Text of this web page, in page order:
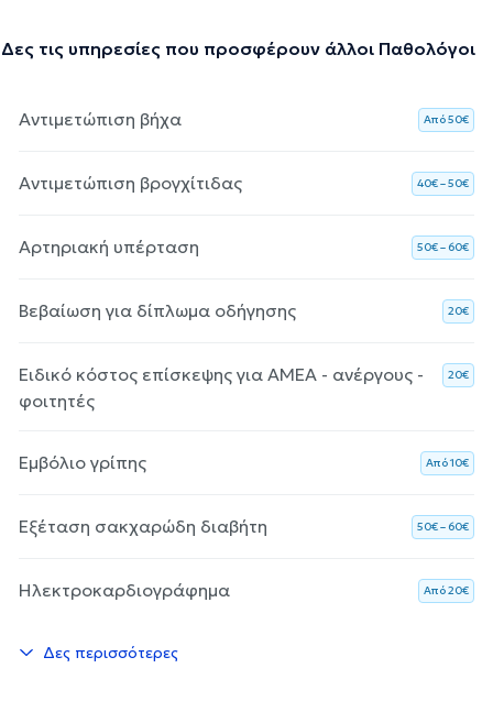
Δες τις υπηρεσίες που προσφέρουν άλλοι Παθολόγοι
Αντιμετώπιση βήχα Aπό 50€
Αντιμετώπιση βρογχίτιδας 40€ – 50€
Αρτηριακή υπέρταση 50€ – 60€
Βεβαίωση για δίπλωμα οδήγησης 20€
Ειδικό κόστος επίσκεψης για ΑΜΕΑ - ανέργους -
φοιτητές
20€
Εμβόλιο γρίπης Aπό 10€
Εξέταση σακχαρώδη διαβήτη 50€ – 60€
Ηλεκτροκαρδιογράφημα Aπό 20€
Δες περισσότερες